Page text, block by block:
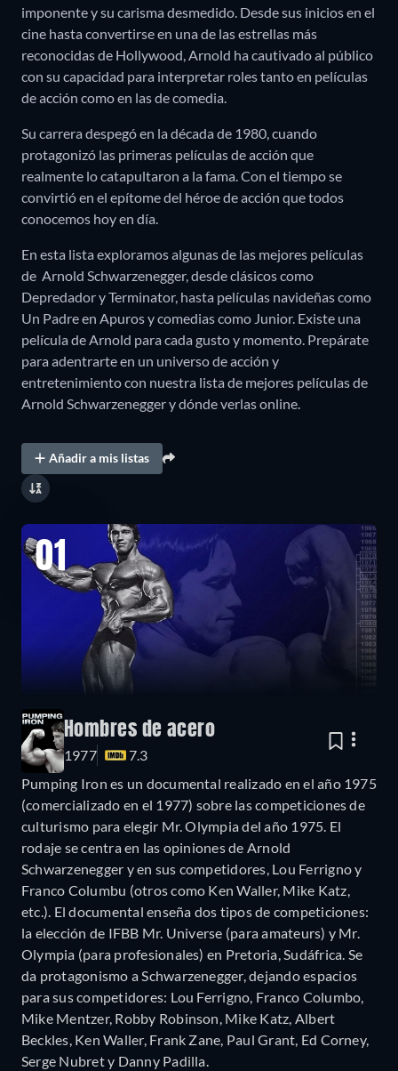
imponente y su carisma desmedido. Desde sus inicios en el
cine hasta convertirse en una de las estrellas más
reconocidas de Hollywood, Arnold ha cautivado al público
con su capacidad para interpretar roles tanto en películas
de acción como en las de comedia.
Su carrera despegó en la década de 1980, cuando
protagonizó las primeras películas de acción que
realmente lo catapultaron a la fama. Con el tiempo se
convirtió en el epítome del héroe de acción que todos
conocemos hoy en día.
En esta lista exploramos algunas de las mejores películas
de Arnold Schwarzenegger, desde clásicos como
Depredador y Terminator, hasta películas navideñas como
Un Padre en Apuros y comedias como Junior. Existe una
película de Arnold para cada gusto y momento. Prepárate
para adentrarte en un universo de acción y
entretenimiento con nuestra lista de mejores películas de
Arnold Schwarzenegger y dónde verlas online.
Añadir a mis listas
01
Hombres de acero
1977
7.3
Pumping Iron es un documental realizado en el año 1975
(comercializado en el 1977) sobre las competiciones de
culturismo para elegir Mr. Olympia del año 1975. El
rodaje se centra en las opiniones de Arnold
Schwarzenegger y en sus competidores, Lou Ferrigno y
Franco Columbu (otros como Ken Waller, Mike Katz,
etc.). El documental enseña dos tipos de competiciones:
la elección de IFBB Mr. Universe (para amateurs) y Mr.
Olympia (para profesionales) en Pretoria, Sudáfrica. Se
da protagonismo a Schwarzenegger, dejando espacios
para sus competidores: Lou Ferrigno, Franco Columbo,
Mike Mentzer, Robby Robinson, Mike Katz, Albert
Beckles, Ken Waller, Frank Zane, Paul Grant, Ed Corney,
Serge Nubret y Danny Padilla.